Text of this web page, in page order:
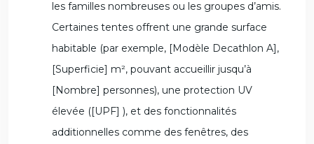
les familles nombreuses ou les groupes d’amis.
Certaines tentes offrent une grande surface
habitable (par exemple, [Modèle Decathlon A],
[Superficie] m², pouvant accueillir jusqu’à
[Nombre] personnes), une protection UV
élevée ([UPF] ), et des fonctionnalités
additionnelles comme des fenêtres, des